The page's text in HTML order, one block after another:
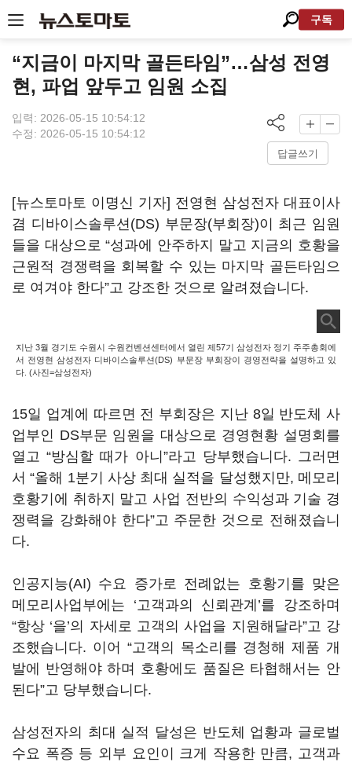
구독
“지금이 마지막 골든타임”…삼성 전영
현, 파업 앞두고 임원 소집
입력: 2026-05-15 10:54:12
수정: 2026-05-15 10:54:12
답글쓰기
[뉴스토마토 이명신 기자] 전영현 삼성전자 대표이사
겸 디바이스솔루션(DS) 부문장(부회장)이 최근 임원
들을 대상으로 “성과에 안주하지 말고 지금의 호황을
근원적 경쟁력을 회복할 수 있는 마지막 골든타임으
로 여겨야 한다”고 강조한 것으로 알려졌습니다.
지난 3월 경기도 수원시 수원컨벤션센터에서 열린 제57기 삼성전자 정기 주주총회에
서 전영현 삼성전자 디바이스솔루션(DS) 부문장 부회장이 경영전략을 설명하고 있
다. (사진=삼성전자)
15일 업계에 따르면 전 부회장은 지난 8일 반도체 사
업부인 DS부문 임원을 대상으로 경영현황 설명회를
열고 “방심할 때가 아니”라고 당부했습니다. 그러면
서 “올해 1분기 사상 최대 실적을 달성했지만, 메모리
호황기에 취하지 말고 사업 전반의 수익성과 기술 경
쟁력을 강화해야 한다”고 주문한 것으로 전해졌습니
다.
인공지능(AI) 수요 증가로 전례없는 호황기를 맞은
메모리사업부에는 ‘고객과의 신뢰관계’를 강조하며
“항상 ‘을’의 자세로 고객의 사업을 지원해달라”고 강
조했습니다. 이어 “고객의 목소리를 경청해 제품 개
발에 반영해야 하며 호황에도 품질은 타협해서는 안
된다”고 당부했습니다.
삼성전자의 최대 실적 달성은 반도체 업황과 글로벌
수요 폭증 등 외부 요인이 크게 작용한 만큼, 고객과